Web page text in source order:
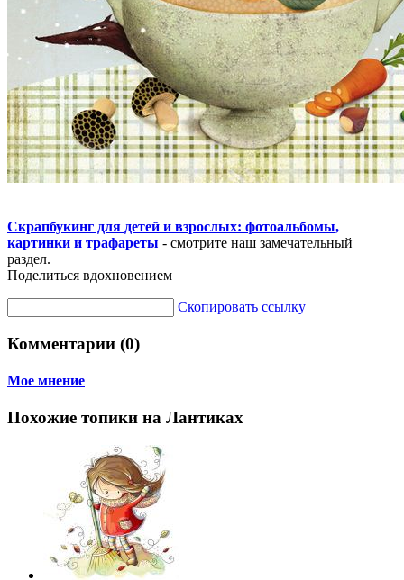
Скрапбукинг для детей и взрослых: фотоальбомы,
картинки и трафареты - смотрите наш замечательный
раздел.
Поделиться вдохновением
Скопировать ссылку
Комментарии (0)
Мое мнение
Похожие топики на Лантиках